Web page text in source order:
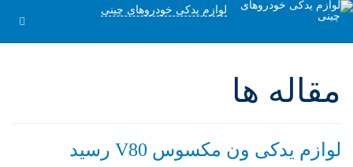
لوازم یدکی خودروهای چینی
مقاله ها
لوازم یدکی ون مکسوس V80 رسید